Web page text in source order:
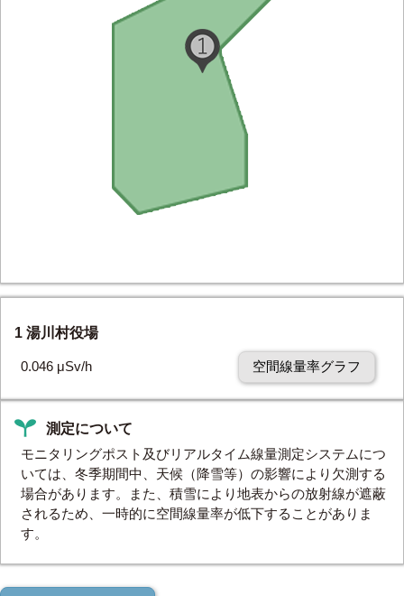
1 湯川村役場
0.046 μSv/h 空間線量率グラフ
測定について
モニタリングポスト及びリアルタイム線量測定システムにつ
いては、冬季期間中、天候（降雪等）の影響により欠測する
場合があります。また、積雪により地表からの放射線が遮蔽
されるため、一時的に空間線量率が低下することがありま
す。